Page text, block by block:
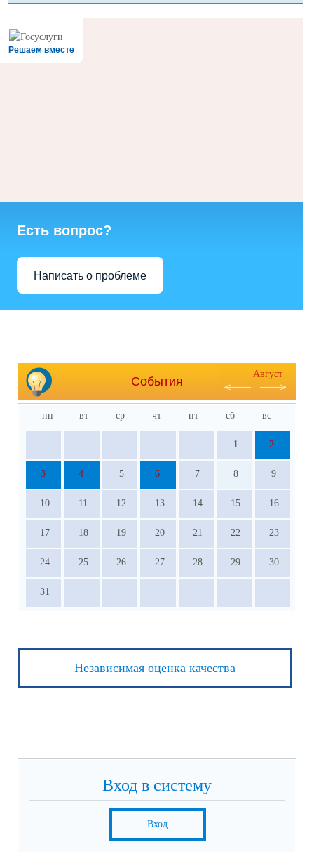
Решаем вместе
Есть вопрос?
Написать о проблеме
События
Август
пн вт ср чт пт сб вс
1 2
3 4 5 6 7 8 9
10 11 12 13 14 15 16
17 18 19 20 21 22 23
24 25 26 27 28 29 30
31
Независимая оценка качества
Вход в систему
Вход